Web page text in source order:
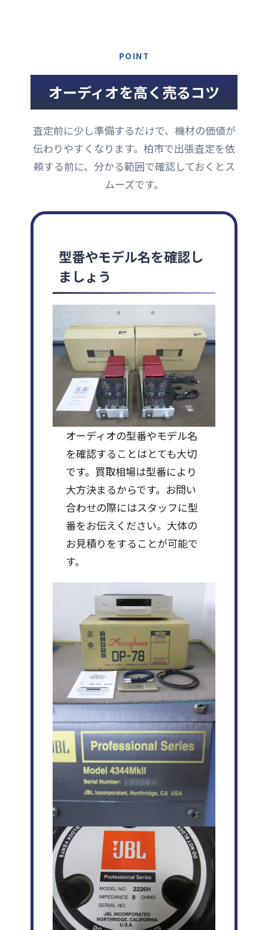
POINT
オーディオを高く売るコツ
査定前に少し準備するだけで、機材の価値が
伝わりやすくなります。柏市で出張査定を依
頼する前に、分かる範囲で確認しておくとス
ムーズです。
型番やモデル名を確認し
ましょう
オーディオの型番やモデル名
を確認することはとても大切
です。買取相場は型番により
大方決まるからです。お問い
合わせの際にはスタッフに型
番をお伝えください。大体の
お見積りをすることが可能で
す。